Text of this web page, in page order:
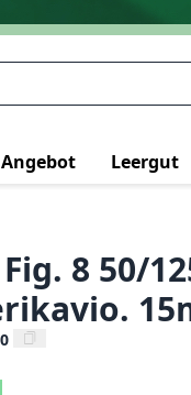
Angebot Leergut
8 50/